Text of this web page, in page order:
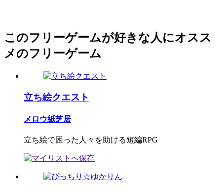
このフリーゲームが好きな人にオスス
メのフリーゲーム
立ち絵クエスト
メロウ紙芝居
立ち絵で困った人々を助ける短編RPG